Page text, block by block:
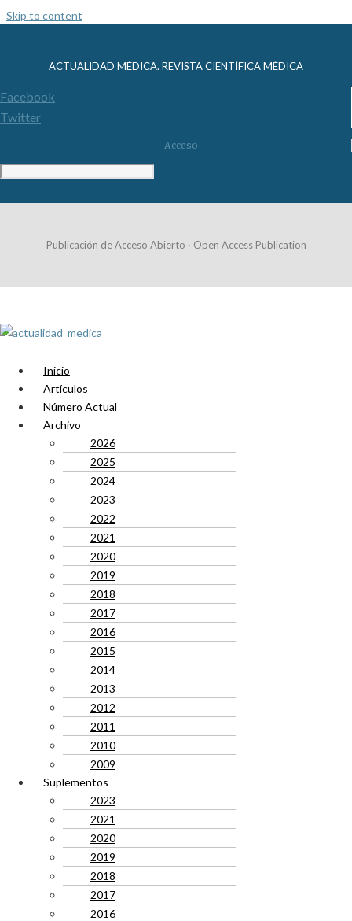
Skip to content
ACTUALIDAD MÉDICA. REVISTA CIENTÍFICA MÉDICA
Facebook
Twitter
Acceso
Publicación de Acceso Abierto · Open Access Publication
Inicio
Artículos
Número Actual
Archivo
2026
2025
2024
2023
2022
2021
2020
2019
2018
2017
2016
2015
2014
2013
2012
2011
2010
2009
Suplementos
2023
2021
2020
2019
2018
2017
2016